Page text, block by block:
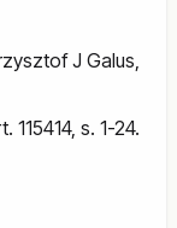
J Galus
s. 1-24.